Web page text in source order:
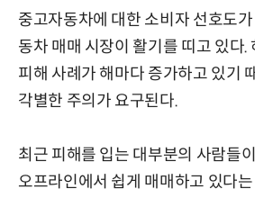
중고자동차에 대한 소비자 선호도
동차 매매 시장이 활기를 띠고 있다.
피해 사례가 해마다 증가하고 있기
각별한 주의가 요구된다.
최근 피해를 입는 대부분의 사람들
오프라인에서 쉽게 매매하고 있다는